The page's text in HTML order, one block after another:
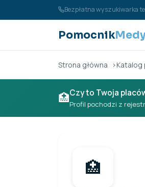
Przejdź do treści Bezpłatna wyszukiwarka
Pomocnik
Strona główna Katalog
🏥Czy to Twoja
Profil pochodzi z
🏥